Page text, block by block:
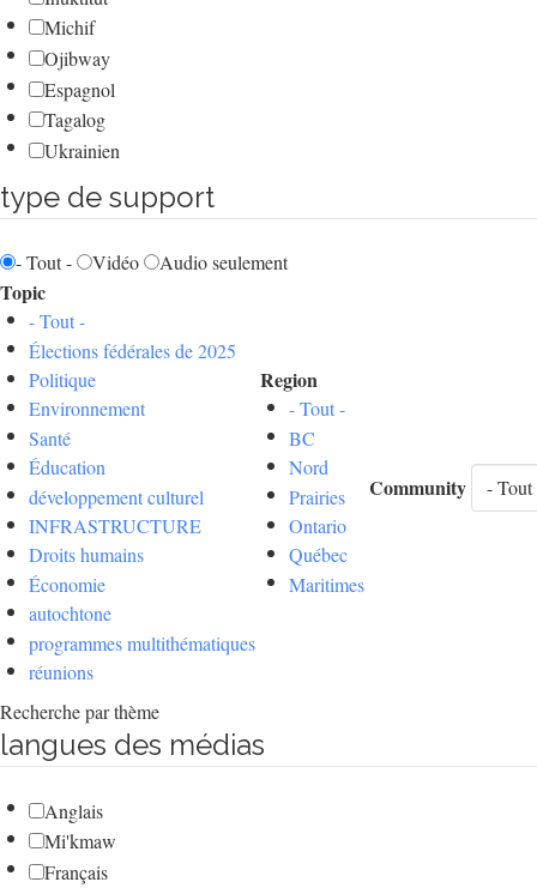
Michif
Ojibway
Espagnol
Tagalog
Ukrainien
type de support
- Tout - Vidéo Audio seulement
Topic
- Tout -
Élections fédérales de 2025
Politique
Environnement
Santé
Éducation
développement culturel
INFRASTRUCTURE
Droits humains
Économie
autochtone
programmes multithématiques
réunions
Region
- Tout -
BC
Nord
Prairies
Ontario
Québec
Maritimes
Community
Recherche par thème
langues des médias
Anglais
Mi'kmaw
Français